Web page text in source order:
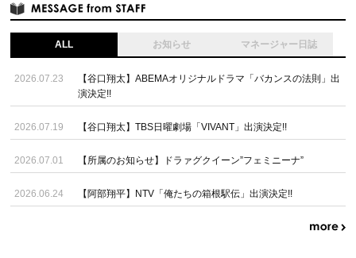
ALL お知らせ マネージャー日誌
2026.07.23
【谷口翔太】ABEMAオリジナルドラマ「バカンスの法則」出
演決定!!
2026.07.19 【谷口翔太】TBS日曜劇場「VIVANT」出演決定!!
2026.07.01 【所属のお知らせ】ドラァグクイーン”フェミニーナ”
2026.06.24 【阿部翔平】NTV「俺たちの箱根駅伝」出演決定!!